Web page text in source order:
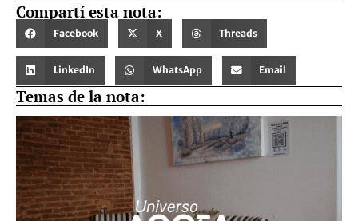
Compartí esta nota:
Facebook X Threads
LinkedIn WhatsApp Email
Temas de la nota: